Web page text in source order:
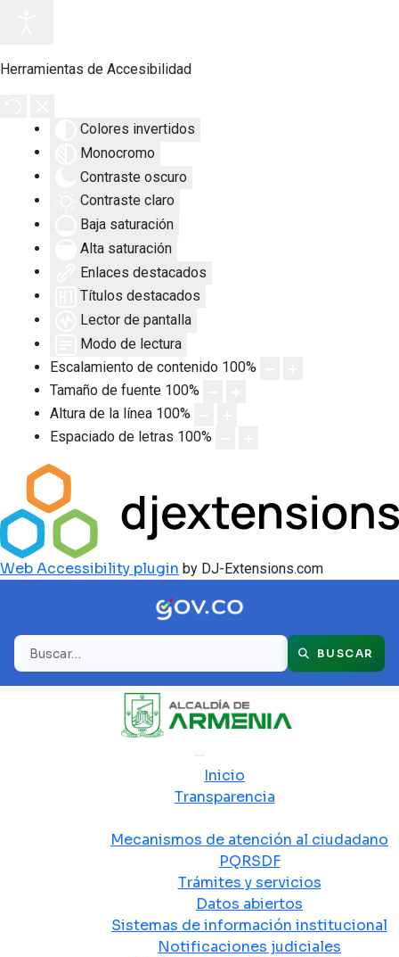
Herramientas de Accesibilidad
Colores invertidos
Monocromo
Contraste oscuro
Contraste claro
Baja saturación
Alta saturación
Enlaces destacados
Títulos destacados
Lector de pantalla
Modo de lectura
Escalamiento de contenido 100%
Tamaño de fuente 100%
Altura de la línea 100%
Espaciado de letras 100%
Web Accessibility plugin by DJ-Extensions.com
Buscar BUSCAR
Inicio
Transparencia
Mecanismos de atención al ciudadano
PQRSDF
Trámites y servicios
Datos abiertos
Sistemas de información institucional
Notificaciones judiciales